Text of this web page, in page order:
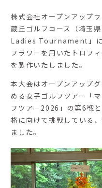
株式会社オープンアップ
蔵丘ゴルフコース（埼玉
Ladies Tournament」に
フラワーを用いたトロフ
を製作いたしました。
本大会はオープンアップ
める女子ゴルフツアー「
フツアー2026」の第6戦
格に向けて挑戦している
ました。